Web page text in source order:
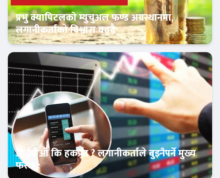
Banner News
प्रभु क्यापिटलको म्युचुअल फण्ड अग्रस्थानमा,
लगानीकर्ताको विश्वास बढ्दै
आईपीओ कि हकप्रद ? लगानीकर्ताले बुझ्नैपर्ने मुख्य
फरक :